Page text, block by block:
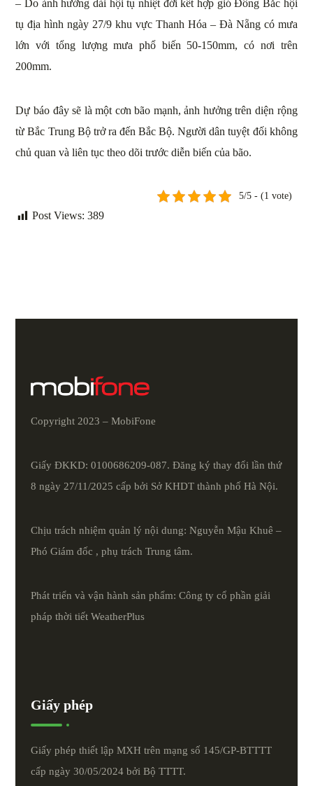
– Do ảnh hưởng dải hội tụ nhiệt đới kết hợp gió Đông Bắc hội
tụ địa hình ngày 27/9 khu vực Thanh Hóa – Đà Nẵng có mưa
lớn với tổng lượng mưa phổ biến 50-150mm, có nơi trên
200mm.
Dự báo đây sẽ là một cơn bão mạnh, ảnh hưởng trên diện rộng
từ Bắc Trung Bộ trở ra đến Bắc Bộ. Người dân tuyệt đối không
chủ quan và liên tục theo dõi trước diễn biến của bão.
5/5 - (1 vote)
Post Views: 389
Copyright 2023 – MobiFone
Giấy ĐKKD: 0100686209-087. Đăng ký thay đổi lần thứ
8 ngày 27/11/2025 cấp bởi Sở KHDT thành phố Hà Nội.
Chịu trách nhiệm quản lý nội dung: Nguyễn Mậu Khuê –
Phó Giám đốc , phụ trách Trung tâm.
Phát triển và vận hành sản phẩm: Công ty cổ phần giải
pháp thời tiếtWeatherPlus
Giấy phép
Giấy phép thiết lập MXH trên mạng số 145/GP-BTTTT
cấp ngày 30/05/2024 bởi Bộ TTTT.